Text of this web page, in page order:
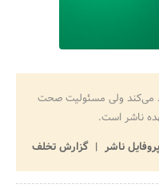
می‌کند ولی مسئولیت صحت
ناشر است.
پروفایل ناشر
گزارش تخلف